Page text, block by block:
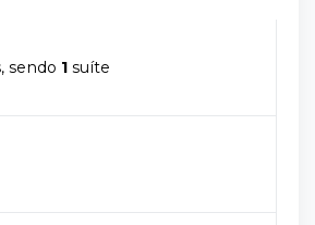
sendo 1 suíte